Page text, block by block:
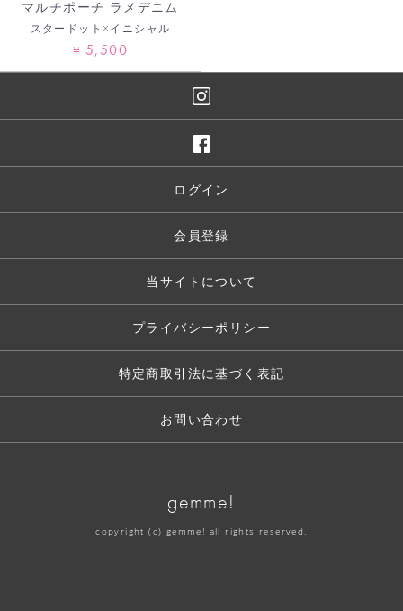
マルチポーチ ラメデニム
スタードット×イニシャル
¥ 5,500
ログイン
会員登録
当サイトについて
プライバシーポリシー
特定商取引法に基づく表記
お問い合わせ
gemme!
copyright (c) gemme! all rights reserved.